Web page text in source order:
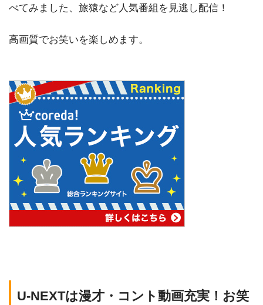
べてみました、旅猿など人気番組を見逃し配信！
高画質でお笑いを楽しめます。
U-NEXTは漫才・コント動画充実！お笑